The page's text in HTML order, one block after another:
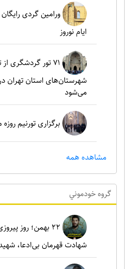
ورامین گردی
ایام نوروز
۷۱ تور گردشگری
می‌شود
برگزاری تورنیم روزه
مشاهده همه
گروه خودموني
۲۲ بهمن؛ روز
شهادت قهرمان بی‌ادعا،